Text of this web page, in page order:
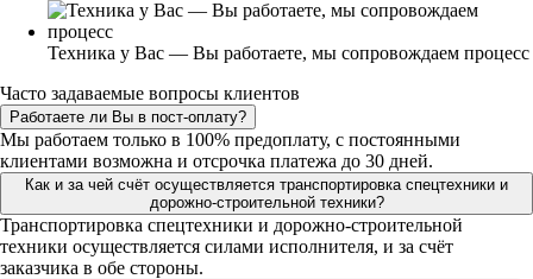
Техника у Вас — Вы работаете, мы сопровождаем процесс
Часто задаваемые вопросы клиентов
Работаете ли Вы в пост-оплату?
Мы работаем только в 100% предоплату, с постоянными
клиентами возможна и отсрочка платежа до 30 дней.
Как и за чей счёт осуществляется транспортировка спецтехники и
дорожно-строительной техники?
Транспортировка спецтехники и дорожно-строительной
техники осуществляется силами исполнителя, и за счёт
заказчика в обе стороны.